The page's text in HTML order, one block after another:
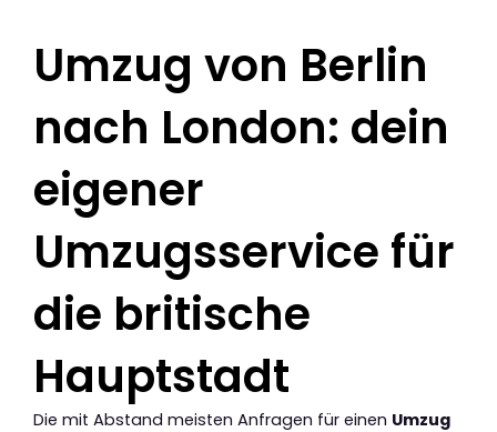
Umzug von Berlin
nach London: dein
eigener
Umzugsservice für
die britische
Hauptstadt
Die mit Abstand meisten Anfragen für einen Umzug